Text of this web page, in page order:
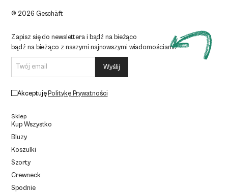
© 2026 Geschäft
Zapisz się do newslettera i bądź na bieżąco
bądź na bieżąco z naszymi najnowszymi wiadomościami.
Akceptuję Politykę Prywatności
Sklep
Kup Wszystko
Bluzy
Koszulki
Szorty
Crewneck
Spodnie